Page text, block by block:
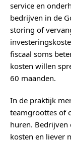
service en
bedrijven in de
storing of
fiscaal soms
kosten willen
60 maanden.
In de praktijk
teamgroottes of
huren. Bedrijven
kosten en liever